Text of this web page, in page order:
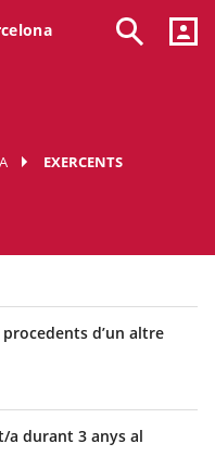
EXERCENTS
procedents d’un altre
a durant 3 anys al